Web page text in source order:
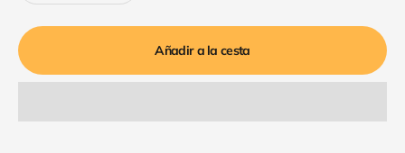
Añadir a la cesta